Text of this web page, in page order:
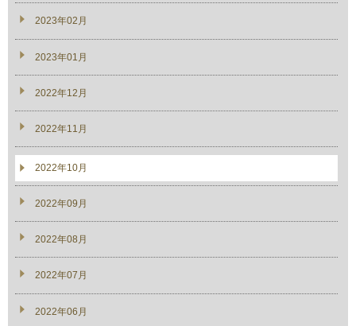
2023年02月
2023年01月
2022年12月
2022年11月
2022年10月
2022年09月
2022年08月
2022年07月
2022年06月